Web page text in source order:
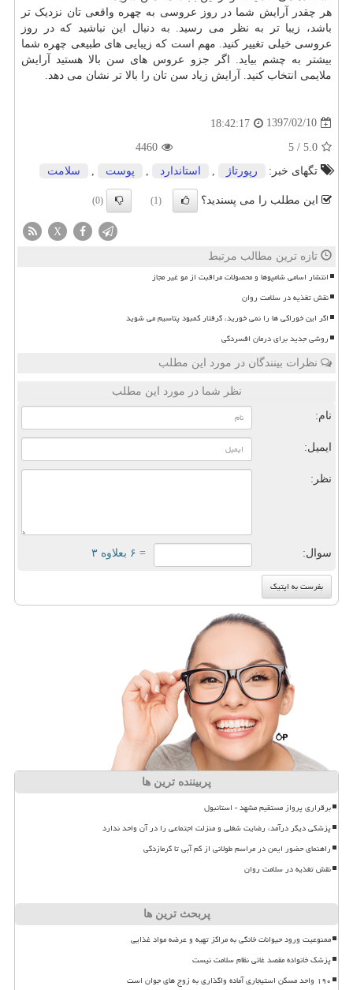
هر چقدر آرایش شما در روز عروسی به چهره واقعی تان نزدیک تر
باشد، زیبا تر به نظر می رسید. به دنبال این نباشید که در روز
عروسی خیلی تغییر کنید. مهم است که زیبایی های طبیعی چهره شما
بیشتر به چشم بیاید. اگر جزو عروس های سن بالا هستید آرایش
ملایمی انتخاب کنید. آرایش زیاد سن تان را بالا تر نشان می دهد.
1397/02/10
18:42:17
5.0
/
5
4460
تگهای خبر:
رپورتاژ استاندارد پوست سلامت
این مطلب را می پسندید؟ (1)
(0)
X
تازه ترین مطالب مرتبط
انتشار اسامی شامپوها و محصولات مراقبت از مو غیر مجاز
نقش تغذیه در سلامت روان
اگر این خوراکی ها را نمی خورید، گرفتار کمبود پتاسیم می شوید
روشی جدید برای درمان افسردگی
نظرات بینندگان در مورد این مطلب
نظر شما در مورد این مطلب
نام:
ایمیل:
نظر:
سوال: = ۶ بعلاوه ۳
پربیننده ترین ها
برقراری پرواز مستقیم مشهد - استانبول
پزشکی دیگر درآمد، رضایت شغلی و منزلت اجتماعی را در آن واحد ندارد
راهنمای حضور ایمن در مراسم طولانی از کم آبی تا گرمازدگی
نقش تغذیه در سلامت روان
پربحث ترین ها
ممنوعیت ورود حیوانات خانگی به مراکز تهیه و عرضه مواد غذایی
پزشک خانواده مقصد غائی نظام سلامت نیست
۱۹۰ واحد مسکن استیجاری آماده واگذاری به زوج های جوان است